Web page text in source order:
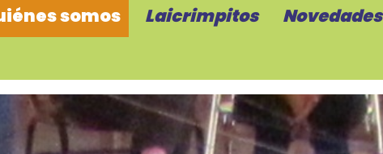
somos Laicrimpitos Novedades